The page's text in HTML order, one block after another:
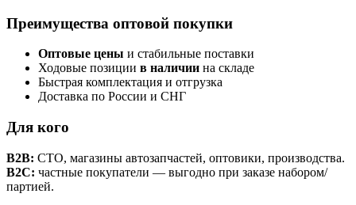
Преимущества оптовой покупки
Оптовые цены и стабильные поставки
Ходовые позиции в наличии на складе
Быстрая комплектация и отгрузка
Доставка по России и СНГ
Для кого
B2B: СТО, магазины автозапчастей, оптовики, производства.
B2C: частные покупатели — выгодно при заказе набором/
партией.